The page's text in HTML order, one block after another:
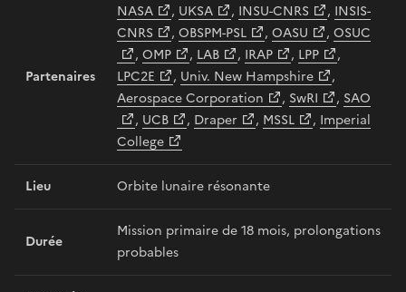
Partenaires
NASA , UKSA , INSU-CNRS , INSIS-
CNRS
, OBSPM-PSL , OASU , OSUC
, OMP , LAB , IRAP , LPP
,
LPC2E
, Univ. New Hampshire
,
Aerospace Corporation
, SwRI , SAO
, UCB , Draper , MSSL , Imperial
College
Lieu Orbite lunaire résonante
Durée
Mission primaire de 18 mois, prolongations
probables